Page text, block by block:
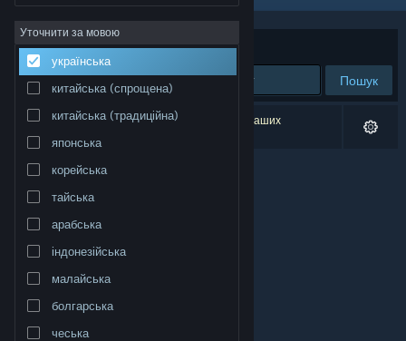
Інформація
Підтримка
Змінити мову
Переглянути повну версію
Уточнити за мовою
українська
китайська (спрощена)
китайська (традиційна)
японська
корейська
тайська
арабська
індонезійська
малайська
болгарська
чеська
Упорядкувати за доречністю
Пошук
Результатів вашого пошуку: 0. Відповідно до ваших
уподобань було виключено 1 найменування.